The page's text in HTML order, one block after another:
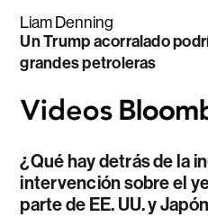
Liam Denning
Un Trump acorralado
grandes petroleras
¿Qué hay detrás de la
intervención sobre el
parte de EE. UU. y